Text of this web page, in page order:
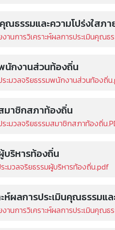
ณธรรมและความโปร่งใสภ
งานการวิเคราะห์ผลการประเมินคุณ
นักงานส่วนท้องถิ่น
ระมวลจริยธรรมพนักงานส่วนท้องถิ่
มาชิกสภาท้องถิ่น
ระมวลจริยธรรมสมาชิกสภาท้องถิ่น
บริหารท้องถิ่น
ระมวลจริยธรรมผู้บริหารท้องถิ่น.pdf
ะห์ผลการประเมินคุณธรรม
งานการวิเคราะห์ผลการประเมินคุณธ